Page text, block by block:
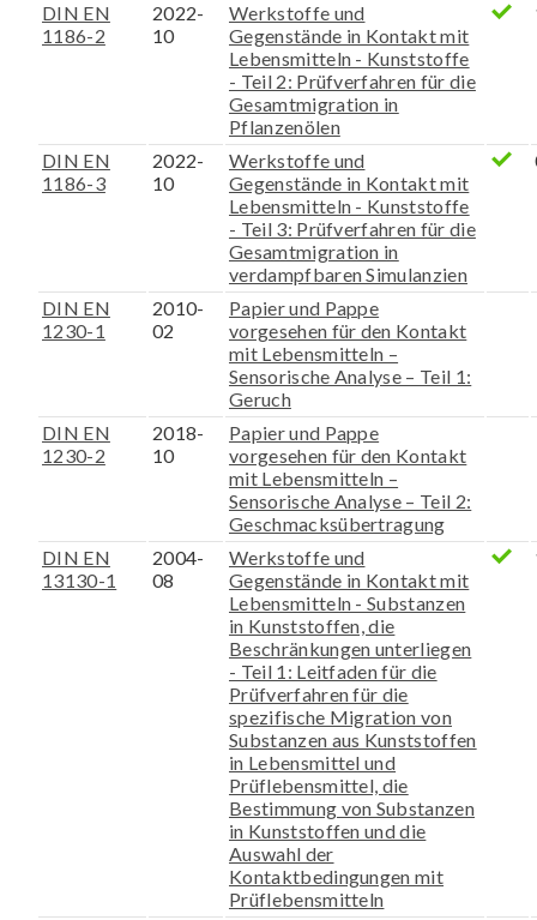
DIN EN
1186-2
2022-
10
Werkstoffe und
Gegenstände in Kontakt mit
Lebensmitteln - Kunststoffe
- Teil 2: Prüfverfahren für die
Gesamtmigration in
Pflanzenölen
DIN EN
1186-3
2022-
10
Werkstoffe und
Gegenstände in Kontakt mit
Lebensmitteln - Kunststoffe
- Teil 3: Prüfverfahren für die
Gesamtmigration in
verdampfbaren Simulanzien
DIN EN
1230-1
2010-
02
Papier und Pappe
vorgesehen für den Kontakt
mit Lebensmitteln –
Sensorische Analyse – Teil 1:
Geruch
DIN EN
1230-2
2018-
10
Papier und Pappe
vorgesehen für den Kontakt
mit Lebensmitteln –
Sensorische Analyse – Teil 2:
Geschmacksübertragung
DIN EN
13130-1
2004-
08
Werkstoffe und
Gegenstände in Kontakt mit
Lebensmitteln - Substanzen
in Kunststoffen, die
Beschränkungen unterliegen
- Teil 1: Leitfaden für die
Prüfverfahren für die
spezifische Migration von
Substanzen aus Kunststoffen
in Lebensmittel und
Prüflebensmittel, die
Bestimmung von Substanzen
in Kunststoffen und die
Auswahl der
Kontaktbedingungen mit
Prüflebensmitteln